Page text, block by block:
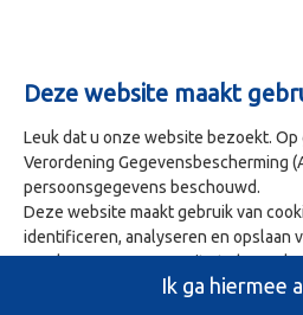
Deze website maakt
Leuk dat u onze website bezoekt. Op
Verordening Gegevensbescherming
persoonsgegevens beschouwd.
Deze website maakt gebruik van
identificeren, analyseren en opslaan
voorkeuren. Om onze site te
gebruik van deze cookies accepteert.
Ik ga hiermee